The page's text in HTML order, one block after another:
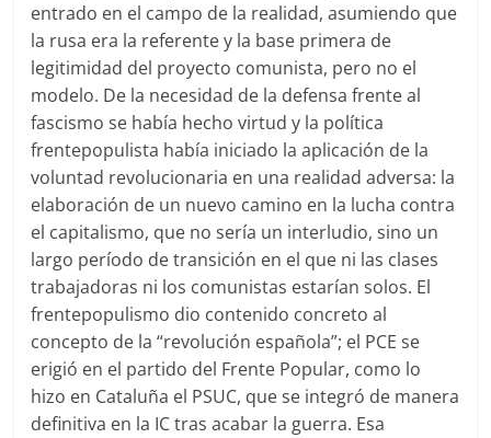
entrado en el campo de la realidad, asumiendo que
la rusa era la referente y la base primera de
legitimidad del proyecto comunista, pero no el
modelo. De la necesidad de la defensa frente al
fascismo se había hecho virtud y la política
frentepopulista había iniciado la aplicación de la
voluntad revolucionaria en una realidad adversa: la
elaboración de un nuevo camino en la lucha contra
el capitalismo, que no sería un interludio, sino un
largo período de transición en el que ni las clases
trabajadoras ni los comunistas estarían solos. El
frentepopulismo dio contenido concreto al
concepto de la “revolución española”; el PCE se
erigió en el partido del Frente Popular, como lo
hizo en Cataluña el PSUC, que se integró de manera
definitiva en la IC tras acabar la guerra. Esa